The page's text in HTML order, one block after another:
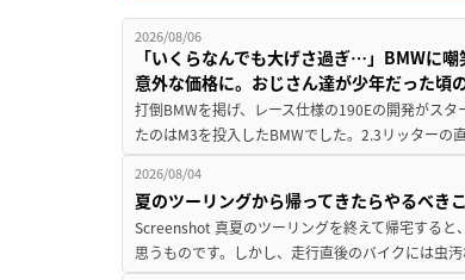
2026/08/06
「いくらなんでも大げさ過ぎ…」BMWに
意外な価格に。おじさん達が少年だった頃
打倒BMWを掲げ、レース仕様の190Eの開発がス
たのはM3を投入したBMWでした。2.3リッター
2026/08/04
夏のツーリングから帰ってきたらやるべき
Screenshot 真夏のツーリングを終えて帰宅する
思うものです。しかし、走行直後のバイクには虫